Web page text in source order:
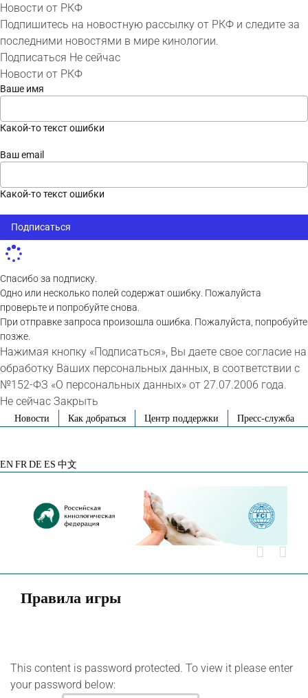
Новости от РКФ
Подпишитесь на новостную рассылку от РКФ и следите за
последними новостями в мире кинологии.
Подписаться Не сейчас
Новости от РКФ
Ваше имя
Какой-то текст ошибки
Ваш email
Какой-то текст ошибки
Подписаться
Спасибо за подписку.
Одно или несколько полей содержат ошибку. Пожалуйста
проверьте и попробуйте снова.
При отправке запроса произошла ошибка. Пожалуйста, попробуйте
позже.
Нажимая кнопку «Подписаться», Вы даете свое согласие на
обработку Ваших персональных данных, в соответствии с
№152-ФЗ «О персональных данных» от 27.07.2006 года.
Не сейчас Закрыть
SkipНовости Как добраться Центр поддержки Пресс-служба
EN FR DE ES 中文
Правила игры
This content is password protected. To view it please enter
your password below: